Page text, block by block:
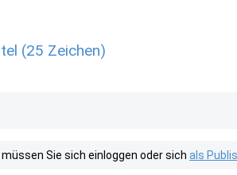
(25 Zeichen)
Sie sich einloggen oder sich als